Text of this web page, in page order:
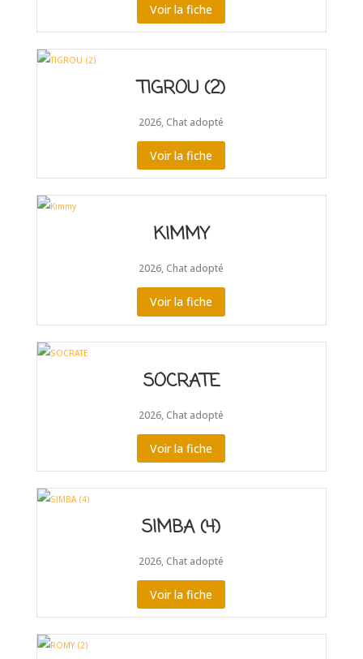
Voir la fiche
TIGROU (2)
2026, Chat adopté
Voir la fiche
KIMMY
2026, Chat adopté
Voir la fiche
SOCRATE
2026, Chat adopté
Voir la fiche
SIMBA (4)
2026, Chat adopté
Voir la fiche